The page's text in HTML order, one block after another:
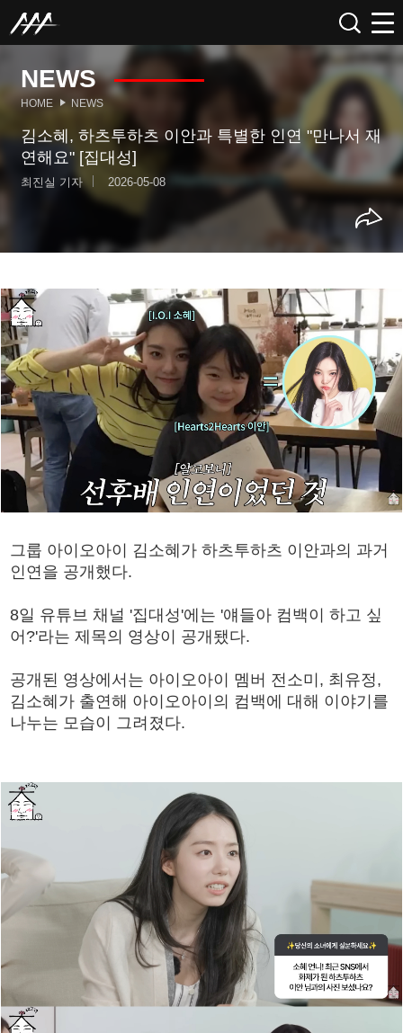
NEWS
HOME NEWS
김소혜, 하츠투하츠 이안과 특별한 인연 "만나서 재
연해요" [집대성]
최진실 기자 2026-05-08
그룹 아이오아이 김소혜가 하츠투하츠 이안과의 과거
인연을 공개했다.
8일 유튜브 채널 '집대성'에는 '얘들아 컴백이 하고 싶
어?'라는 제목의 영상이 공개됐다.
공개된 영상에서는 아이오아이 멤버 전소미, 최유정,
김소혜가 출연해 아이오아이의 컴백에 대해 이야기를
나누는 모습이 그려졌다.